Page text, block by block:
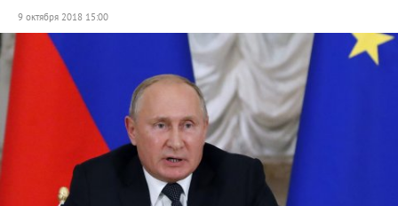
9 октября 2018 15:00